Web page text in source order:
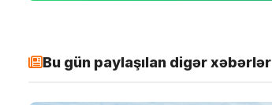
Bu gün paylaşılan digər xəbərlər